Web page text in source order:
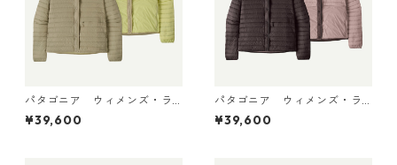
パタゴニア ウィメンズ・ラ
イトウェイト・リバーシブ
ル・ダウン・セーター・カー
¥39,600
パタゴニア ウィメンズ・ラ
イトウェイト・リバーシブ
ル・ダウン・セーター・カー
¥39,600